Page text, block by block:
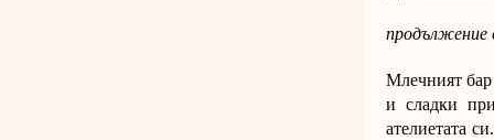
Млечният бар
и сладки
ателиетата